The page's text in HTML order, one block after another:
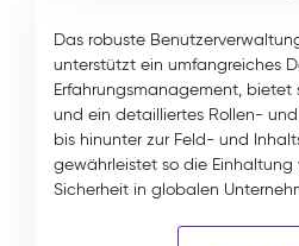
Das robuste
unterstützt ein umfangreiches
Erfahrungsmanagement, bietet
und ein detailliertes Rollen-
bis hinunter zur Feld- und
gewährleistet so die Einhaltung
Sicherheit in globalen